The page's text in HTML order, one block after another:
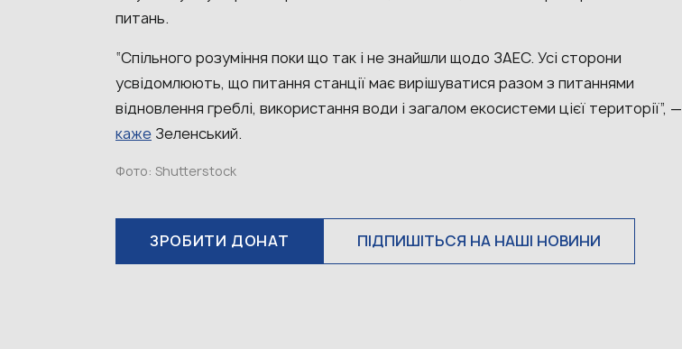
питань.
“Спільного розуміння поки що так і не знайшли щодо ЗАЕС. Усі сторони
усвідомлюють, що питання станції має вирішуватися разом з питаннями
відновлення греблі, використання води і загалом екосистеми цієї території”, —
каже Зеленський.
Фото: Shutterstock
ЗРОБИТИ ДОНАТ ПІДПИШІТЬСЯ НА НАШІ НОВИНИ